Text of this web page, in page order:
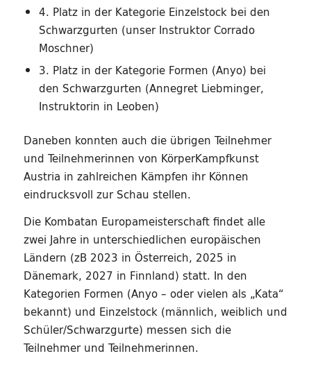
4. Platz in der Kategorie Einzelstock bei den
Schwarzgurten (unser Instruktor Corrado
Moschner)
3. Platz in der Kategorie Formen (Anyo) bei
den Schwarzgurten (Annegret Liebminger,
Instruktorin in Leoben)
Daneben konnten auch die übrigen Teilnehmer
und Teilnehmerinnen von KörperKampfkunst
Austria in zahlreichen Kämpfen ihr Können
eindrucksvoll zur Schau stellen.
Die Kombatan Europameisterschaft findet alle
zwei Jahre in unterschiedlichen europäischen
Ländern (zB 2023 in Österreich, 2025 in
Dänemark, 2027 in Finnland) statt. In den
Kategorien Formen (Anyo – oder vielen als „Kata“
bekannt) und Einzelstock (männlich, weiblich und
Schüler/Schwarzgurte) messen sich die
Teilnehmer und Teilnehmerinnen.